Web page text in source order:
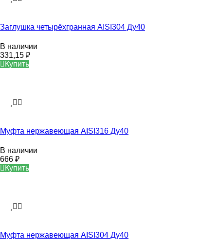
Заглушка четырёхгранная AISI304 Ду40
В наличии
331,15 ₽
Купить
Муфта нержавеющая AISI316 Ду40
В наличии
666 ₽
Купить
Муфта нержавеющая AISI304 Ду40